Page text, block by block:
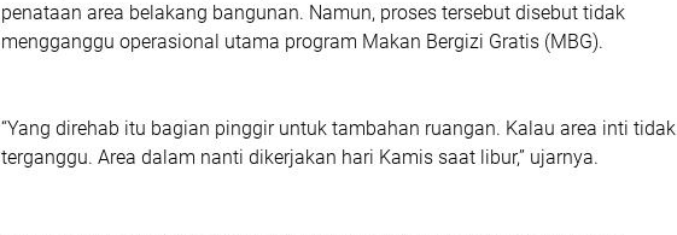
penataan area belakang bangunan. Namun, proses tersebut disebut tidak
mengganggu operasional utama program Makan Bergizi Gratis (MBG).
“Yang direhab itu bagian pinggir untuk tambahan ruangan. Kalau area inti tidak
terganggu. Area dalam nanti dikerjakan hari Kamis saat libur,” ujarnya.